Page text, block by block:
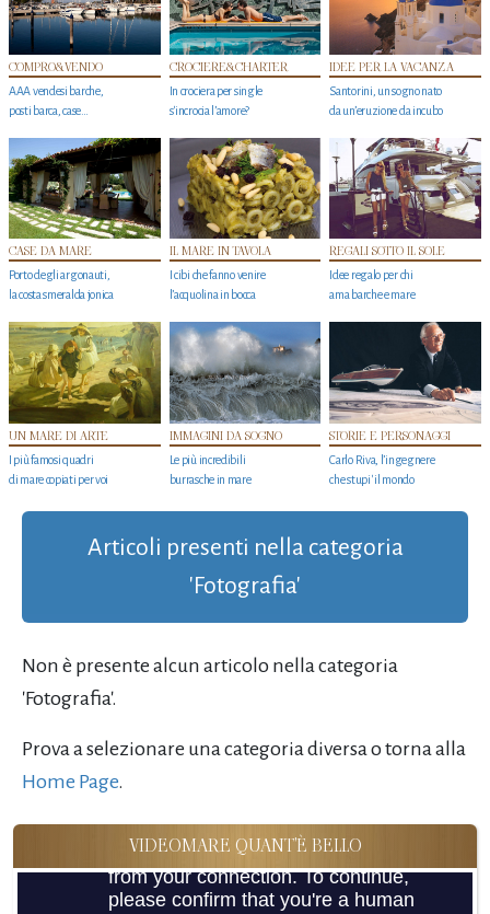
COMPRO&VENDO
AAA vendesi barche,
posti barca, case…
CROCIERE&CHARTER
In crociera per single
s'incrocia l’amore?
IDEE PER LA VACANZA
Santorini, un sogno nato
da un’eruzione da incubo
CASE DA MARE
Porto degli argonauti,
la costa smeralda jonica
IL MARE IN TAVOLA
I cibi che fanno venire
l’acquolina in bocca
REGALI SOTTO IL SOLE
Idee regalo per chi
ama barche e mare
UN MARE DI ARTE
I più famosi quadri
di mare copiati per voi
IMMAGINI DA SOGNO
Le più incredibili
burrasche in mare
STORIE E PERSONAGGI
Carlo Riva, l’ingegnere
che stupi' il mondo
Articoli presenti nella categoria
'Fotografia'
Non è presente alcun articolo nella categoria
'Fotografia'.
Prova a selezionare una categoria diversa o torna alla
Home Page.
VIDEOMARE QUANT'È BELLO